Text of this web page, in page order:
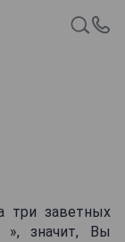
три заветных
», значит, Вы